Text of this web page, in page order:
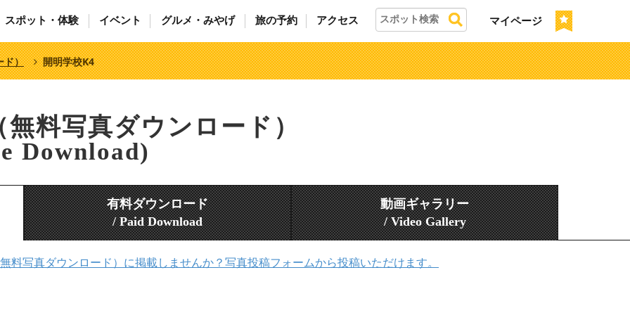
マイページ
スポット・体験 イベント グルメ・みやげ 旅の予約 アクセス
ド） 開明学校K4
料写真ダウンロード）
Download)
有料ダウンロード
/ Paid Download
動画ギャラリー
/ Video Gallery
写真ダウンロード）に掲載しませんか？写真投稿フォームから投稿いただけます。